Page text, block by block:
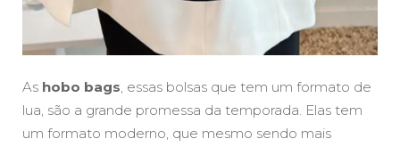
As hobo bags, essas bolsas que tem um formato de
lua, são a grande promessa da temporada. Elas tem
um formato moderno, que mesmo sendo mais